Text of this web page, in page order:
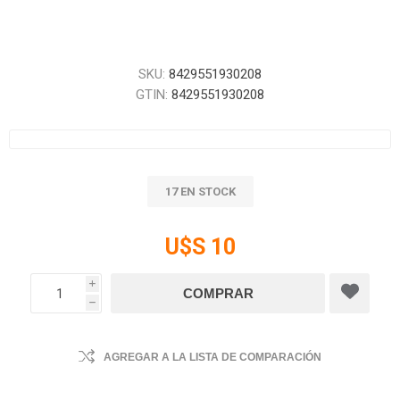
SKU: 8429551930208
GTIN: 8429551930208
17 EN STOCK
U$S 10
i
h
AGREGAR A LA LISTA DE COMPARACIÓN